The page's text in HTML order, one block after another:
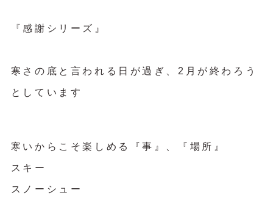
『感謝シリーズ』
寒さの底と言われる日が過ぎ、2月が終わろう
としています
寒いからこそ楽しめる『事』、『場所』
スキー
スノーシュー